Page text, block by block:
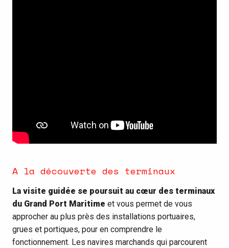
A la découverte des terminaux
La visite guidée se poursuit au cœur des terminaux
du Grand Port Maritime et vous permet de vous
approcher au plus près des installations portuaires,
grues et portiques, pour en comprendre le
fonctionnement. Les navires marchands qui parcourent